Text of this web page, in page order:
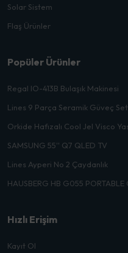
Solar Sistem
Flaş Ürünler
Popüler Ürünler
Regal IO-413B Bulaşık Makinesi
Lines 9 Parça Seramik Güveç Set
Orkide Hafızalı Cool Jel Visco
SAMSUNG 55'' Q7 QLED TV
Lines Ayperi No 2 Çaydanlık
HAUSBERG HB G055 PORTABLE
Hızlı Erişim
Kayıt Ol